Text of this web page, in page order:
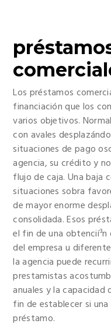
Los préstamos
financiación que los
varios objetivos.
con avales
situaciones de pago
agencia, su crédito y
flujo de caja. Una baja
situaciones sobra
de mayor enorme
consolidada. Esos
el fin de una
del empresa u
la agencia puede
prestamistas
anuales y la capacidad
fin de establecer si
préstamo.